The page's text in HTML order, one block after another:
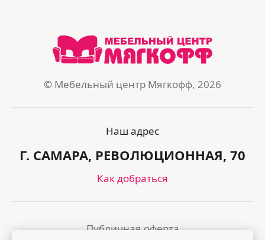
© Мебельный центр Мягкофф, 2026
Наш адрес
Г. САМАРА, РЕВОЛЮЦИОННАЯ, 70
Как добраться
Публичная оферта